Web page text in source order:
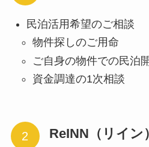
民泊活用希望のご相談
物件探しのご用命
ご自身の物件での民泊
資金調達の1次相談
ReINN（リイン